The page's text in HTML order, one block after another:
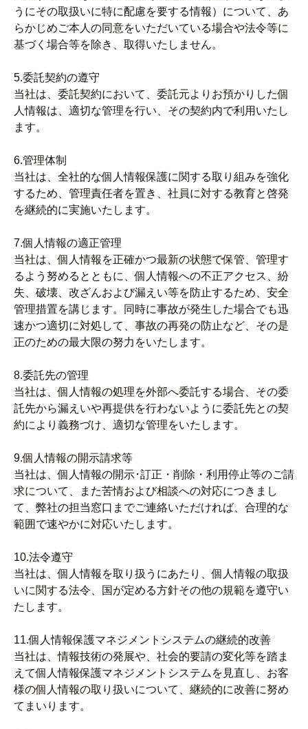
うにその取扱いに特に配慮を要する情報）について、あ
らかじめご本人の同意をいただいている場合や法令等に
基づく場合等を除き、取得いたしません。
5.委託契約の遵守
当社は、委託契約において、委託元よりお預かりした個
人情報は、適切な管理を行い、その契約内で利用いたし
ます。
6.管理体制
当社は、全社的な個人情報保護に関する取り組みを強化
するため、管理責任者を置き、社員に対する教育と啓発
を継続的に実施いたします。
7.個人情報の適正管理
当社は、個人情報を正確かつ最新の状態で保管、管理す
るよう努めるとともに、個人情報への不正アクセス、紛
失、破壊、改ざんおよび漏えい等を防止するため、安全
管理措置を講じます。同時に事故が発生した場合でも迅
速かつ適切に対処して、事故の再発の防止など、その是
正のための最大限の努力をいたします。
8.委託先の管理
当社は、個人情報の処理を外部へ委託する場合、その委
託先から漏えいや再提供を行わないように委託先との契
約により義務づけ、適切な管理をいたします。
9.個人情報の開示請求等
当社は、個人情報の開示･訂正・削除・利用停止等のご請
求について、また苦情および相談への対応につきまし
て、弊社の担当窓口までご連絡いただければ、合理的な
範囲で速やかに対応いたします。
10.法令遵守
当社は、個人情報を取り扱うにあたり、個人情報の取扱
いに関する法令、国が定める方針その他の規範を遵守い
たします。
11.個人情報保護マネジメントシステムの継続的改善
当社は、情報技術の発展や、社会的要請の変化等を踏ま
えて個人情報保護マネジメントシステムを見直し、お客
様の個人情報の取り扱いについて、継続的に改善に努め
てまいります。